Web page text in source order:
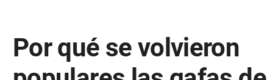
Por qué se volvieron